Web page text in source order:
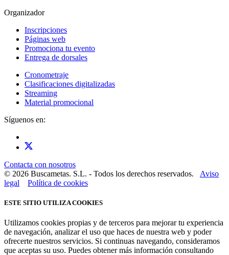
Organizador
Inscripciones
Páginas web
Promociona tu evento
Entrega de dorsales
Cronometraje
Clasificaciones digitalizadas
Streaming
Material promocional
Síguenos en:
Contacta con nosotros
© 2026 Buscametas. S.L. - Todos los derechos reservados. Aviso
legal
Política de cookies
ESTE SITIO UTILIZA COOKIES
Utilizamos cookies propias y de terceros para mejorar tu experiencia
de navegación, analizar el uso que haces de nuestra web y poder
ofrecerte nuestros servicios. Si continuas navegando, consideramos
que aceptas su uso. Puedes obtener más información consultando